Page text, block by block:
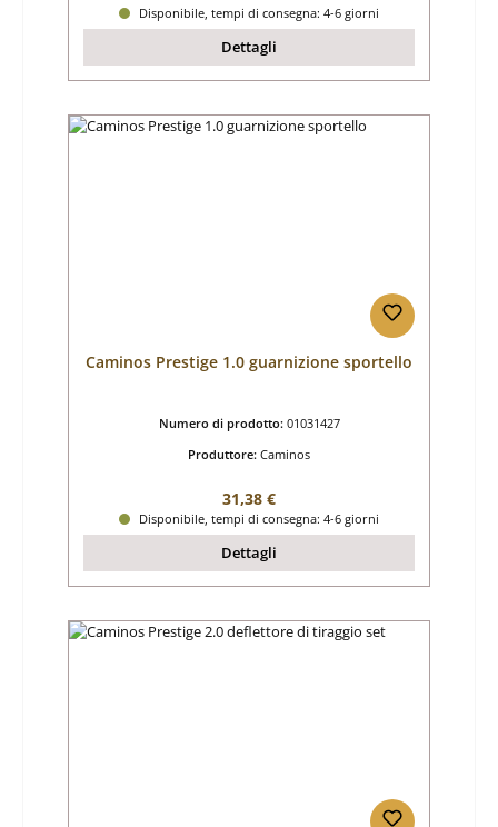
Disponibile, tempi di consegna: 4-6 giorni
Dettagli
Caminos Prestige 1.0 guarnizione sportello
Numero di prodotto: 01031427
Produttore: Caminos
Prezzo normale:
31,38 €
Disponibile, tempi di consegna: 4-6 giorni
Dettagli